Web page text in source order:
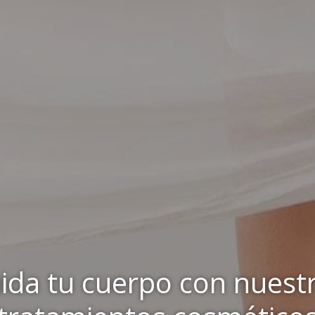
tu cuerpo con